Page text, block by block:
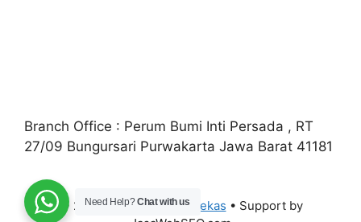
Branch Office : Perum Bumi Inti Persada , RT
27/09 Bungursari Purwakarta Jawa Barat 41181
© 2026Jual Container Bekas • Support by
Need Help?Chat with us